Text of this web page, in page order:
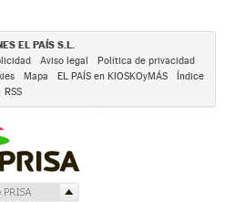
EL PAÍS S.L.
Aviso legal
Política de privacidad
Mapa EL PAÍS en KIOSKOyMÁS
Índice
RSS